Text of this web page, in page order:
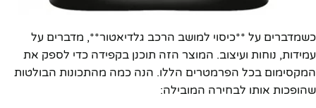
כשמדברים על **כיסוי למושב הרכב גלדיאטור**, מדברים על
עמידות, נוחות ועיצוב. המוצר הזה תוכנן בקפידה כדי לספק את
המקסימום בכל הפרמטרים הללו. הנה כמה מהתכונות הבולטות
שהופכות אותו לבחירה המובילה: